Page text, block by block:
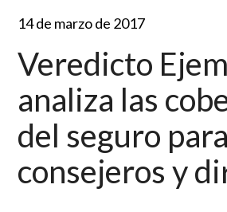
14 de marzo de 2017
Veredicto
analiza las
del seguro para
consejeros y